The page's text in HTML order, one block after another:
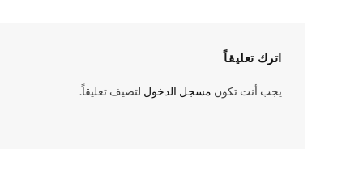
اترك تعليقاً
يجب أنت تكون مسجل الدخول لتضيف تعليقاً.